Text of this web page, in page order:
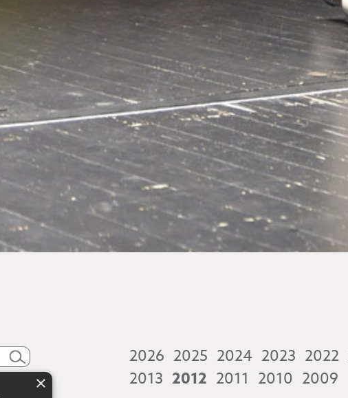
2026 2025 2024 2023 2022
2013 2012 2011 2010 2009
×